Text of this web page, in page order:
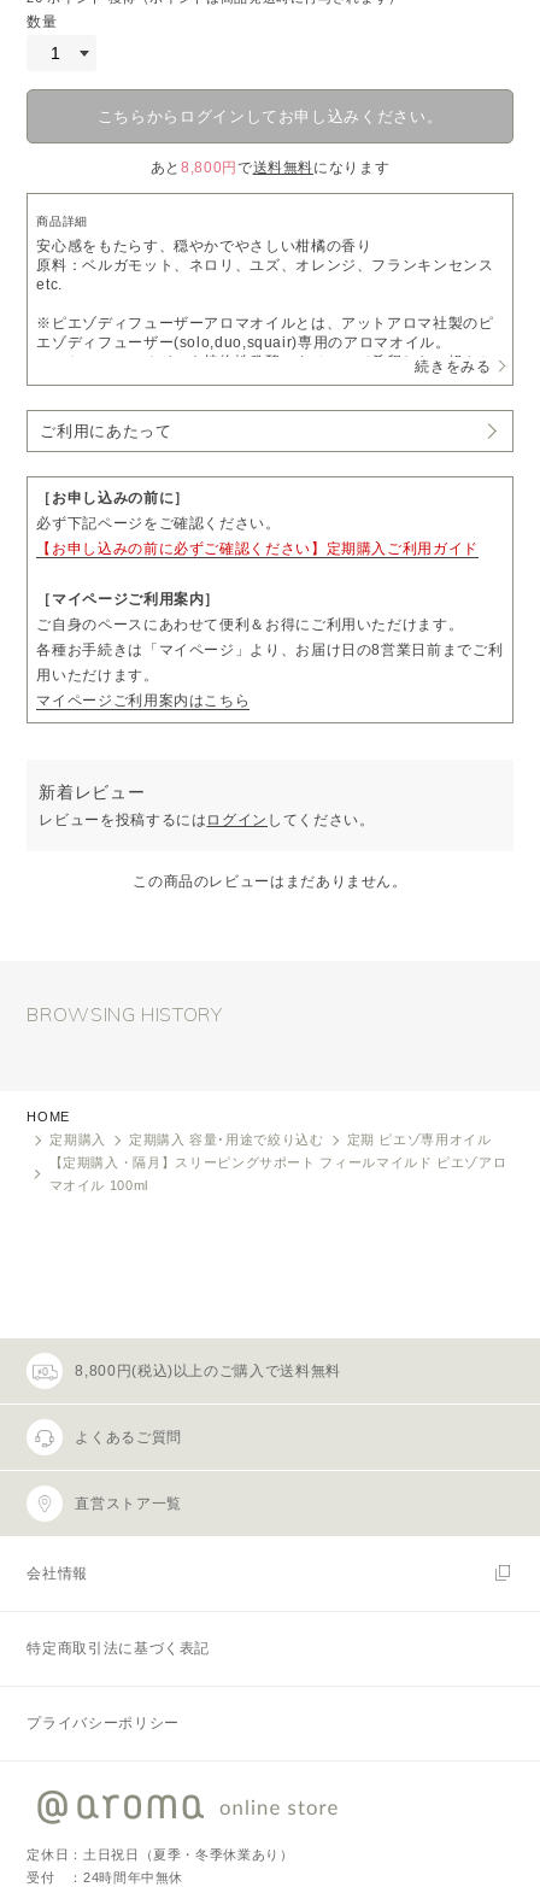
数量
こちらからログインしてお申し込みください。
あと8,800円 で送料無料になります
商品詳細
安心感をもたらす、穏やかでやさしい柑橘の香り
原料：ベルガモット、ネロリ、ユズ、オレンジ、フランキンセンス
etc.
※ピエゾディフューザーアロマオイルとは、アットアロマ社製のピ
エゾディフューザー(solo,duo,squair)専用のアロマオイル。
エッセンシャルオイルを植物性発酵エタノールで希釈した、軽やか
に噴霧するオイルです。
お支払いについて
・送料無料
→定期購入 5%OFF5,225円（税込）
・1回につき1本をお届けします。
・お届け日の8日前まで、「マイページ」よりお届け日やお届け先を
ご変更いただけます。
は3回分、隔月コースは2回分のお届け完了後、「マイページ」より
・ご購入前に「ご利用にあたって」も必ずご一読ください。
続きをみる
ご利用にあたって
［お申し込みの前に］
必ず下記ページをご確認ください。
【お申し込みの前に必ずご確認ください】定期購入ご利用ガイド
［マイページご利用案内］
ご自身のペースにあわせて便利＆お得にご利用いただけます。
各種お手続きは「マイページ」より、お届け日の8営業日前までご利
用いただけます。
マイページご利用案内はこちら
新着レビュー
レビューを投稿するには ログイン してください。
この商品のレビューはまだありません。
BROWSING HISTORY
HOME
定期購入
定期購入 容量･用途で絞り込む
定期 ピエゾ専用オイル
【定期購入・隔月】スリーピングサポート フィールマイルド ピエゾアロ
マオイル 100ml
8,800円(税込)以上のご購入で送料無料
よくあるご質問
直営ストア一覧
会社情報
特定商取引法に基づく表記
プライバシーポリシー
定休日：土日祝日（夏季・冬季休業あり）
受付 ：24時間年中無休